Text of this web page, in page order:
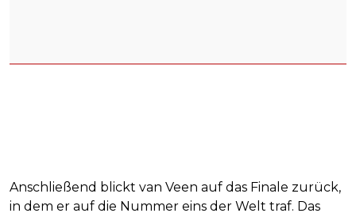
Anschließend blickt van Veen auf das Finale zurück,
in dem er auf die Nummer eins der Welt traf. Das